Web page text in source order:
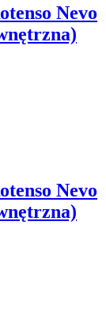
Nevo
Nevo